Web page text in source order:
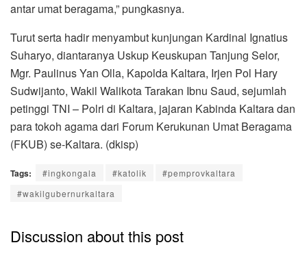
antar umat beragama,” pungkasnya.
Turut serta hadir menyambut kunjungan Kardinal Ignatius
Suharyo, diantaranya Uskup Keuskupan Tanjung Selor,
Mgr. Paulinus Yan Olla, Kapolda Kaltara, Irjen Pol Hary
Sudwijanto, Wakil Walikota Tarakan Ibnu Saud, sejumlah
petinggi TNI – Polri di Kaltara, jajaran Kabinda Kaltara dan
para tokoh agama dari Forum Kerukunan Umat Beragama
(FKUB) se-Kaltara. (dkisp)
Tags: #ingkongala #katolik
#pemprovkaltara
#wakilgubernurkaltara
Discussion about this post